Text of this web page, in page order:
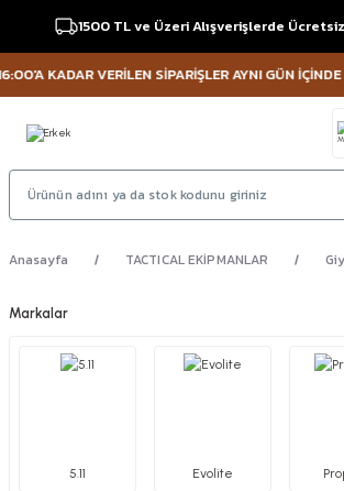
1500 TL ve Üzeri Alışverişlerde
VERİLEN SİPARİŞLER AYNI GÜN İÇİNDE
Anasayfa TACTICAL EKİPMANLAR
Markalar
5.11 Evolite